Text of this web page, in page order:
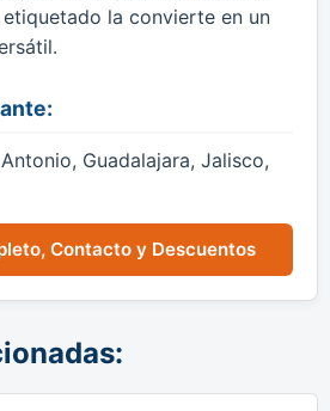
la convierte en un
Guadalajara, Jalisco,
Contacto y Descuentos